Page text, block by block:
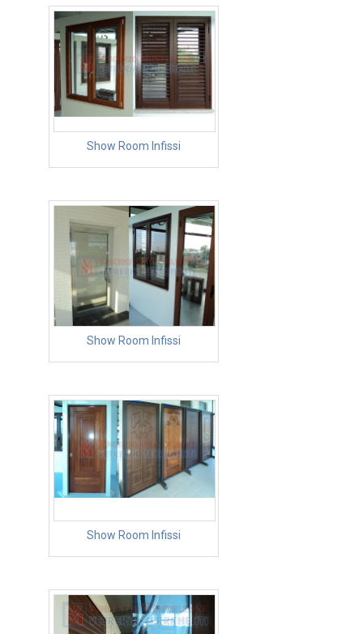
Show Room Infissi
Show Room Infissi
Show Room Infissi